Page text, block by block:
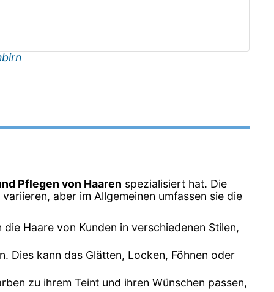
Pflegen von Haaren spezialisiert hat. Die
aber im Allgemeinen umfassen sie die
Haare von Kunden in verschiedenen Stilen,
Dies kann das Glätten, Locken, Föhnen oder
zu ihrem Teint und ihren Wünschen passen,